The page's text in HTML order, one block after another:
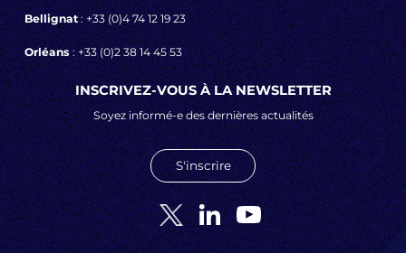
Bellignat: +33 (0)4 74 12 19 23
Orléans: +33 (0)2 38 14 45 53
INSCRIVEZ-VOUS À LA NEWSLETTER
Soyez informé-e des dernières actualités
S'inscrire